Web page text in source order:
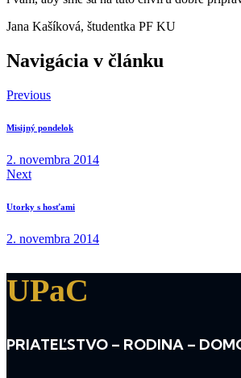
Jana Kašíková, študentka PF KU
Navigácia v článku
Previous
Misijný pondelok
2. novembra 2014
Next
Utorky s hosťami
2. novembra 2014
UPaC
PRIATEĽSTVO – RODINA –